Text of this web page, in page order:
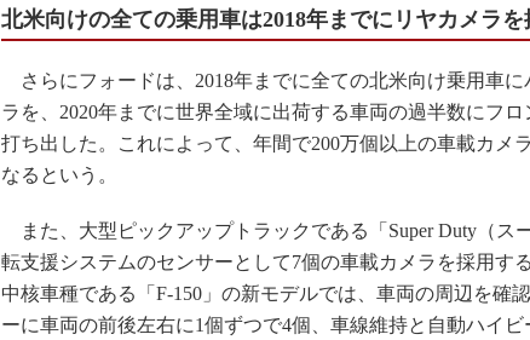
北米向けの全ての乗用車は2018年までにリヤカメラを
さらにフォードは、2018年までに全ての北米向け乗用車に
ラを、2020年までに世界全域に出荷する車両の過半数にフ
打ち出した。これによって、年間で200万個以上の車載カメ
なるという。
また、大型ピックアップトラックである「Super Duty（ス
転支援システムのセンサーとして7個の車載カメラを採用す
中核車種である「F-150」の新モデルでは、車両の周辺を確
ーに車両の前後左右に1個ずつで4個、車線維持と自動ハイ